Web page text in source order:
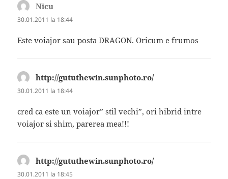
Nicu
30.01.2011 la 18:44
Este voiajor sau posta DRAGON. Oricum e frumos
http://gututhewin.sunphoto.ro/spune:
30.01.2011 la 18:44
cred ca este un voiajor” stil vechi”, ori hibrid intre
voiajor si shim, parerea mea!!!
http://gututhewin.sunphoto.ro/spune:
30.01.2011 la 18:45